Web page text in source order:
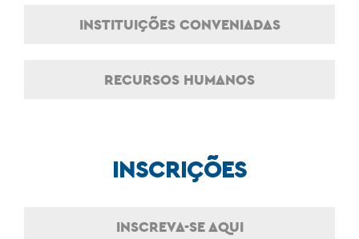
INSTITUIÇÕES CONVENIADAS
RECURSOS HUMANOS
INSCRIÇÕES
INSCREVA-SE AQUI